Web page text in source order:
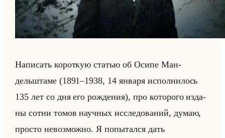
На­пи­сать ко­рот­кую ста­тью об Осипе Ман­
дельшта­ме (1891–1938, 14 ян­ва­ря ис­пол­ни­лось
135 лет со дня его рож­де­ния), про ко­то­ро­го из­да­
ны сотни томов на­уч­ных ис­сле­до­ва­ний, думаю,
про­сто невоз­мож­но. Я по­пы­тал­ся дать